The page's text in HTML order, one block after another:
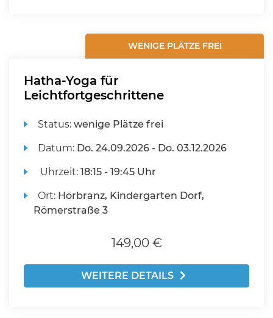
WENIGE PLÄTZE FREI
Hatha-Yoga für
Leichtfortgeschrittene
Status:wenige Plätze frei
Datum: Do. 24.09.2026 - Do. 03.12.2026
Uhrzeit:18:15 - 19:45 Uhr
Ort: Hörbranz, Kindergarten Dorf,
Römerstraße 3
149,00 €
WEITERE DETAILS